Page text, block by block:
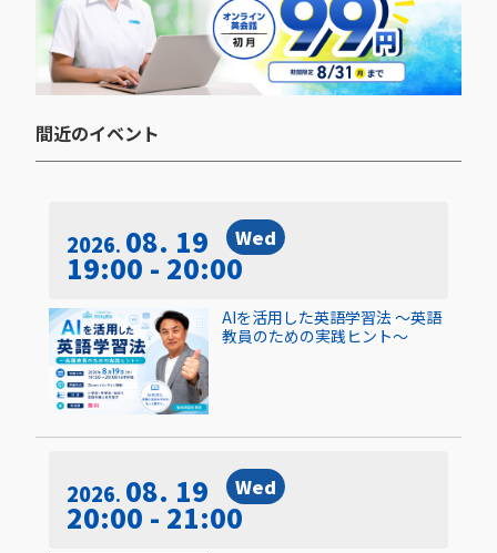
間近のイベント​
2026 08. 19 Wed
19:00 - 20:00
AIを活用した英語学習法 〜英語
教員のための実践ヒント〜
2026 08. 19 Wed
20:00 - 21:00